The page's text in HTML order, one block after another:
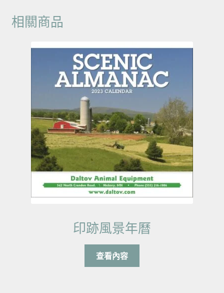
相關商品
印跡風景年曆
查看內容